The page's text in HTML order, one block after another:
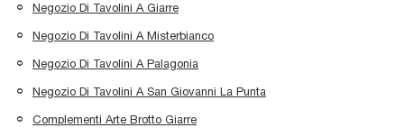
Negozio Di Tavolini A Giarre
Negozio Di Tavolini A Misterbianco
Negozio Di Tavolini A Palagonia
Negozio Di Tavolini A San Giovanni La Punta
Complementi Arte Brotto Giarre